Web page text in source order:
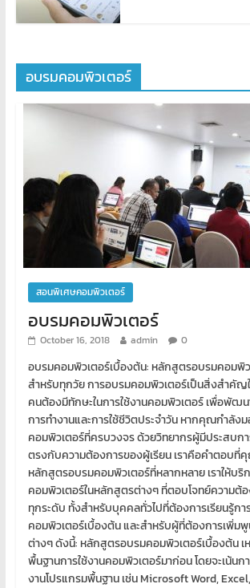
อบรมคอมพิวเตอร์
สอนพิเศษคอมพิวเตอร์
อบรมคอมพิวเตอร์
October 16, 2018 admin 0
อบรมคอมพิวเตอร์เบื้องต้น: หลักสูตรอบรมคอมพิว
สำหรับทุกวัย การอบรมคอมพิวเตอร์เป็นสิ่งสำคั
คนต้องมีทักษะในการใช้งานคอมพิวเตอร์ เพื่อพัฒน
การทำงานและการใช้ชีวิตประจำวัน หากคุณกำลัง
คอมพิวเตอร์ที่ครบวงจร ด้วยวิทยากรผู้มีประสบ
ตรงกับความต้องการของผู้เรียน เราคือคำตอบที่
หลักสูตรอบรมคอมพิวเตอร์ที่หลากหลาย เราให้บริ
คอมพิวเตอร์ในหลักสูตรต่างๆ ที่ตอบโจทย์ความต้
ทุกระดับ ทั้งสำหรับบุคคลทั่วไปที่ต้องการเรียนรู้กา
คอมพิวเตอร์เบื้องต้น และสำหรับผู้ที่ต้องการเพิ่ม
ต่างๆ ดังนี้: หลักสูตรอบรมคอมพิวเตอร์เบื้องต้น เ
พื้นฐานการใช้งานคอมพิวเตอร์มาก่อน โดยจะเน้น
งานโปรแกรมพื้นฐาน เช่น Microsoft Word, Excel,